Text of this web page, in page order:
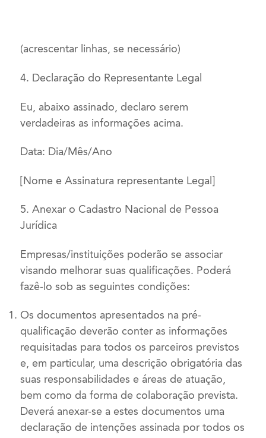
(acrescentar linhas, se necessário)
4. Declaração do Representante Legal
Eu, abaixo assinado, declaro serem
verdadeiras as informações acima.
Data: Dia/Mês/Ano
[Nome e Assinatura representante Legal]
5. Anexar o Cadastro Nacional de Pessoa
Jurídica
Empresas/instituições poderão se associar
visando melhorar suas qualificações. Poderá
fazê-lo sob as seguintes condições:
Os documentos apresentados na pré-
qualificação deverão conter as informações
requisitadas para todos os parceiros previstos
e, em particular, uma descrição obrigatória das
suas responsabilidades e áreas de atuação,
bem como da forma de colaboração prevista.
Deverá anexar-se a estes documentos uma
declaração de intenções assinada por todos os